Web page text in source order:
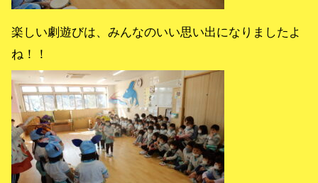
楽しい劇遊びは、みんなのいい思い出になりましたよ
ね！！